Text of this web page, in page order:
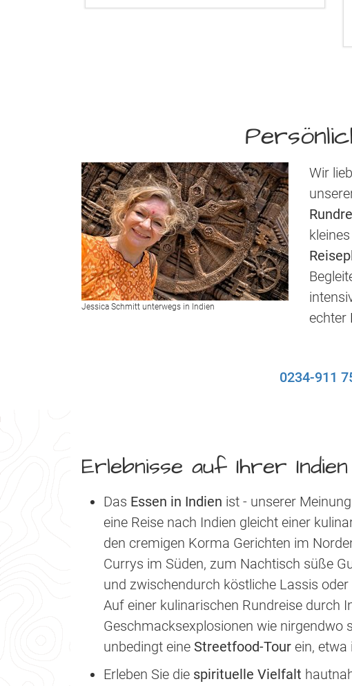
Dubai. Sie erleben die berühmten...
Jessica Schmitt unterwegs in Indien
Wir
echter
0234-911
Erlebnisse auf Ihrer
Das Essen in Indien ist - unserer
eine Reise nach Indien gleicht einer
den cremigen Korma Gerichten im
Currys im Süden, zum Nachtisch süße
und zwischendurch köstliche Lassis
Auf einer kulinarischen Rundreise durch
Geschmacksexplosionen wie nirgendwo
unbedingt eine Streetfood-Tour ein, etwa
Erleben Sie die spirituelle Vielfalt